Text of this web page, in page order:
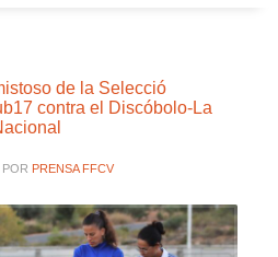
de la Selecció
contra el Discóbolo-La
POR PRENSA FFCV